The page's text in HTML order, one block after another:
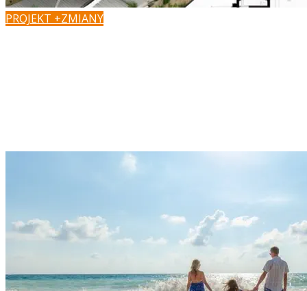
PROJEKT +ZMIANY